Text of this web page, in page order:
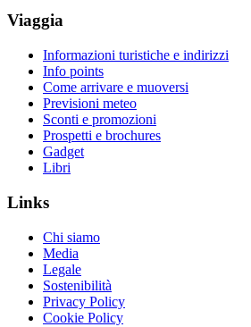
Viaggia
Informazioni turistiche e indirizzi
Info points
Come arrivare e muoversi
Previsioni meteo
Sconti e promozioni
Prospetti e brochures
Gadget
Libri
Links
Chi siamo
Media
Legale
Sostenibilità
Privacy Policy
Cookie Policy